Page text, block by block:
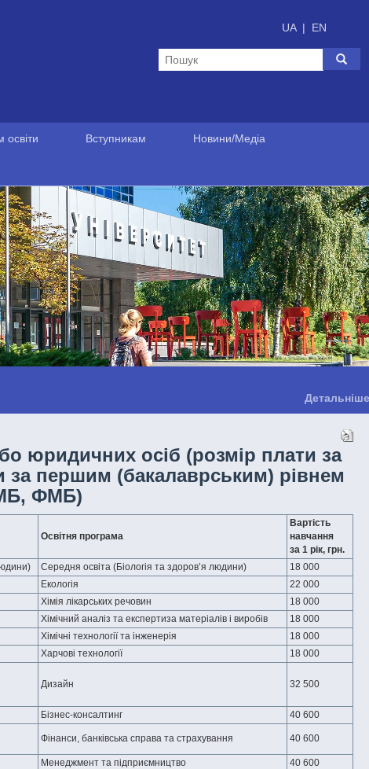
UA | EN
освіти Вступникам Новини/Медіа
Детальніше
юридичних осіб (розмір плати за
за першим (бакалаврським) рівнем
МБ, ФМБ)
Освітня програма
Вартість
навчання
за 1 рік, грн.
Середня освіта (Біологія та здоров’я людини)
18 000
Екологія 22 000
Хімія лікарських речовин
18 000
Хімічний аналіз та експертиза матеріалів і виробів
18 000
Хімічні технології та інженерія
18 000
Харчові технології
18 000
Дизайн 32 500
Бізнес-консалтинг 40 600
Фінанси, банківська справа та страхування 40 600
Менеджмент та підприємництво
40 600